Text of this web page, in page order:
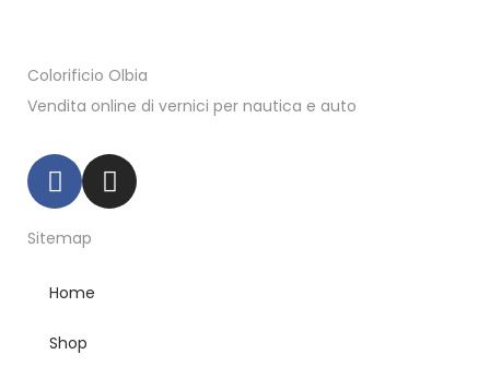
Colorificio Olbia
Vendita online di vernici per nautica e auto
Sitemap
Home
Shop